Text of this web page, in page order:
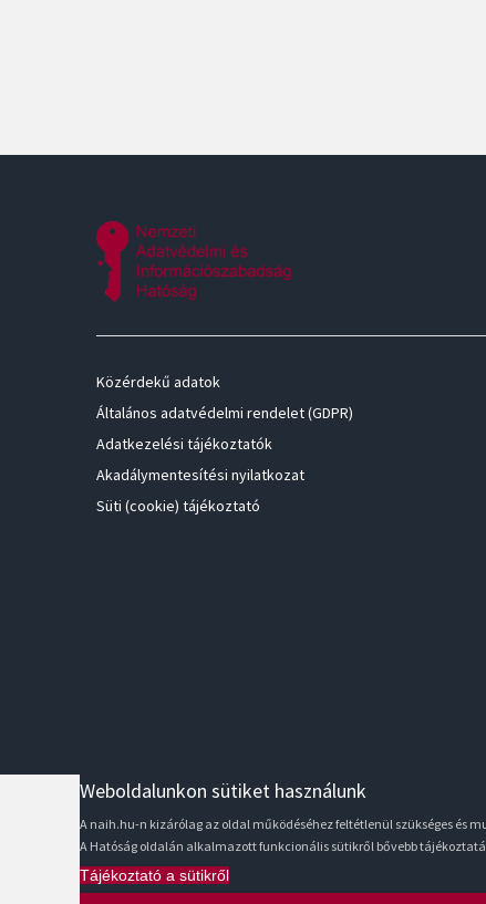
Közérdekű adatok
Általános adatvédelmi rendelet (GDPR)
Adatkezelési tájékoztatók
Akadálymentesítési nyilatkozat
Süti (cookie) tájékoztató
Weboldalunkon sütiket használunk
A naih.hu-n kizárólag az oldal működéséhez feltétlenül szükséges és
A Hatóság oldalán alkalmazott funkcionális sütikről bővebb
Tájékoztató a sütikről